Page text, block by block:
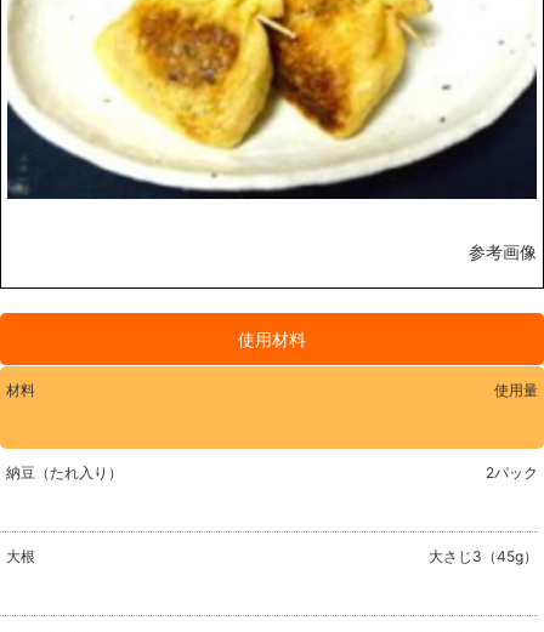
参考画像
使用材料
材料 使用量
納豆（たれ入り） 2パック
大根 大さじ3（45g）